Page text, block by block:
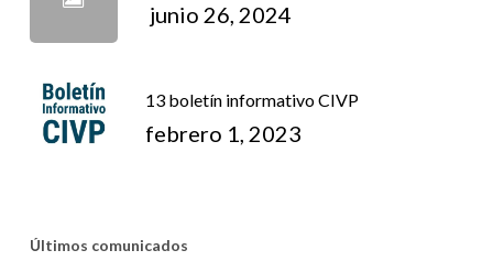
junio 26, 2024
13 boletín informativo CIVP
febrero 1, 2023
Últimos comunicados